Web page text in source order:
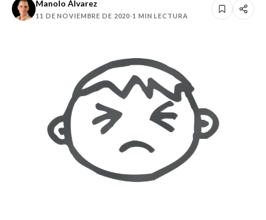
Manolo Álvarez
11 DE NOVIEMBRE DE 2020·1 MIN LECTURA